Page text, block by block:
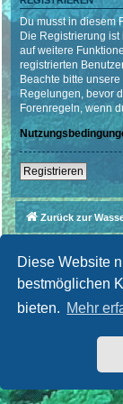
Diese Website
bestmöglichen
bieten. Mehr
Du musst in diesem
Die Registrierung
auf weitere
registrierten
Beachte bitte
Regelungen, bevor
Forenregeln, wenn
Registrieren
Zurück zur
Deutsche